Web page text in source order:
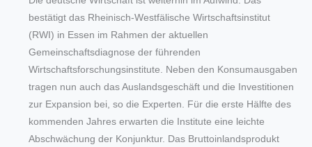
bestätigt das Rheinisch-Westfälische Wirtschaftsinstitut
(RWI) in Essen im Rahmen der aktuellen
Gemeinschaftsdiagnose der führenden
Wirtschaftsforschungsinstitute. Neben den Konsumausgaben
tragen nun auch das Auslandsgeschäft und die Investitionen
zur Expansion bei, so die Experten. Für die erste Hälfte des
kommenden Jahres erwarten die Institute eine leichte
Abschwächung der Konjunktur. Das Bruttoinlandsprodukt